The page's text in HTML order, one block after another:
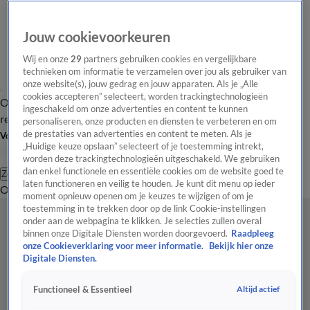
Overzicht Laatste nieuws Regionieuws Het beste van Hart
Tip de
redactie
Volg Hart van Nederland
Zoeken
OverzichtRegioUitzendingenWeerTip de redactiePanelVideo's
Jouw cookievoorkeuren
Wij en onze29 partners gebruiken cookies en vergelijkbare
technieken om informatie te verzamelen over jou als gebruiker van
onze website(s), jouw gedrag en jouw apparaten. Als je „Alle
cookies accepteren” selecteert, worden trackingtechnologieën
ingeschakeld om onze advertenties en content te kunnen
personaliseren, onze producten en diensten te verbeteren en om
de prestaties van advertenties en content te meten. Als je
„Huidige keuze opslaan” selecteert of je toestemming intrekt,
worden deze trackingtechnologieën uitgeschakeld. We gebruiken
dan enkel functionele en essentiële cookies om de website goed te
laten functioneren en veilig te houden. Je kunt dit menu op ieder
moment opnieuw openen om je keuzes te wijzigen of om je
toestemming in te trekken door op de link Cookie-instellingen
onder aan de webpagina te klikken. Je selecties zullen overal
binnen onze Digitale Diensten worden doorgevoerd. Raadpleeg
onze Cookieverklaring voor meer informatie.
Bekijk hier onze
Digitale Diensten.
Functioneel & Essentieel Altijd actief